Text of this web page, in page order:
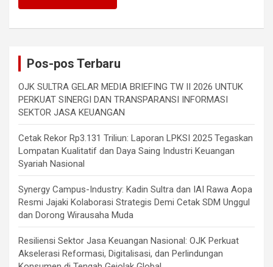
Pos-pos Terbaru
OJK SULTRA GELAR MEDIA BRIEFING TW II 2026 UNTUK
PERKUAT SINERGI DAN TRANSPARANSI INFORMASI
SEKTOR JASA KEUANGAN
Cetak Rekor Rp3.131 Triliun: Laporan LPKSI 2025 Tegaskan
Lompatan Kualitatif dan Daya Saing Industri Keuangan
Syariah Nasional
Synergy Campus-Industry: Kadin Sultra dan IAI Rawa Aopa
Resmi Jajaki Kolaborasi Strategis Demi Cetak SDM Unggul
dan Dorong Wirausaha Muda
Resiliensi Sektor Jasa Keuangan Nasional: OJK Perkuat
Akselerasi Reformasi, Digitalisasi, dan Perlindungan